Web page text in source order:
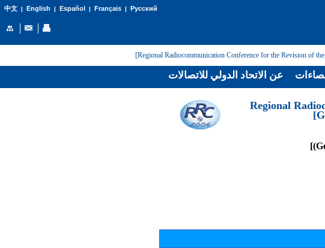
中文| English | Español | Français| Русский
[Regional
عن الاتحاد الدولي للاتصالات